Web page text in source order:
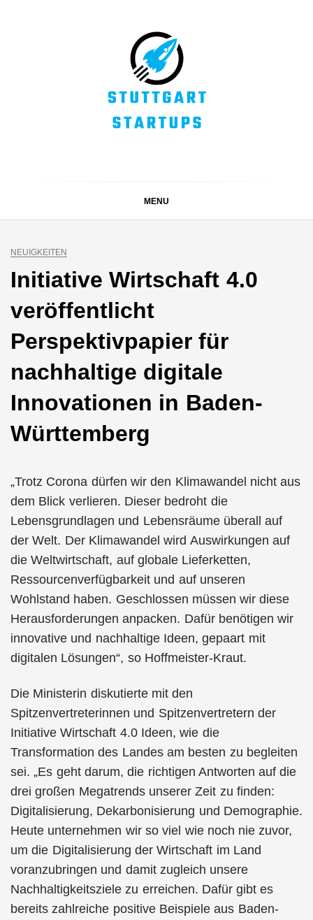
MENU
NEUIGKEITEN
Initiative Wirtschaft 4.0
veröffentlicht
Perspektivpapier für
nachhaltige digitale
Innovationen in Baden-
Württemberg
„Trotz Corona dürfen wir den Klimawandel nicht aus
dem Blick verlieren. Dieser bedroht die
Lebensgrundlagen und Lebensräume überall auf
der Welt. Der Klimawandel wird Auswirkungen auf
die Weltwirtschaft, auf globale Lieferketten,
Ressourcenverfügbarkeit und auf unseren
Wohlstand haben. Geschlossen müssen wir diese
Herausforderungen anpacken. Dafür benötigen wir
innovative und nachhaltige Ideen, gepaart mit
digitalen Lösungen“, so Hoffmeister-Kraut.
Die Ministerin diskutierte mit den
Spitzenvertreterinnen und Spitzenvertretern der
Initiative Wirtschaft 4.0 Ideen, wie die
Transformation des Landes am besten zu begleiten
sei. „Es geht darum, die richtigen Antworten auf die
drei großen Megatrends unserer Zeit zu finden:
Digitalisierung, Dekarbonisierung und Demographie.
Heute unternehmen wir so viel wie noch nie zuvor,
um die Digitalisierung der Wirtschaft im Land
voranzubringen und damit zugleich unsere
Nachhaltigkeitsziele zu erreichen. Dafür gibt es
bereits zahlreiche positive Beispiele aus Baden-